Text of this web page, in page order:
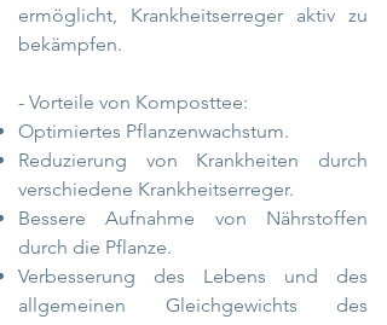
ermöglicht, Krankheitserreger aktiv zu
bekämpfen.
- Vorteile von Komposttee:
Optimiertes Pflanzenwachstum.
Reduzierung von Krankheiten durch
verschiedene Krankheitserreger.
Bessere Aufnahme von Nährstoffen
durch die Pflanze.
Verbesserung des Lebens und des
allgemeinen Gleichgewichts des